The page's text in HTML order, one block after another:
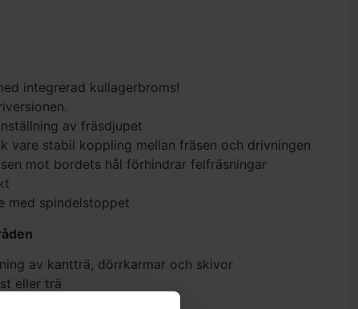
integrerad kullagerbroms!
av fräsdjupet
vare stabil koppling mellan fräsen och drivningen
mot bordets hål förhindrar felfräsningar
med spindelstoppet
av kantträ, dörrkarmar och skivor
eller trä